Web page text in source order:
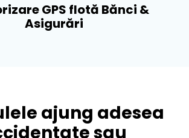
GPS flotă Bănci &
Asigurări​
ajung adesea
sau